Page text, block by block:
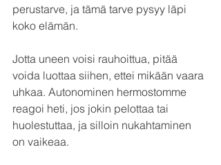
perustarve, ja tämä tarve pysyy läpi
koko elämän.
Jotta uneen voisi rauhoittua, pitää
voida luottaa siihen, ettei mikään vaara
uhkaa. Autonominen hermostomme
reagoi heti, jos jokin pelottaa tai
huolestuttaa, ja silloin nukahtaminen
on vaikeaa.